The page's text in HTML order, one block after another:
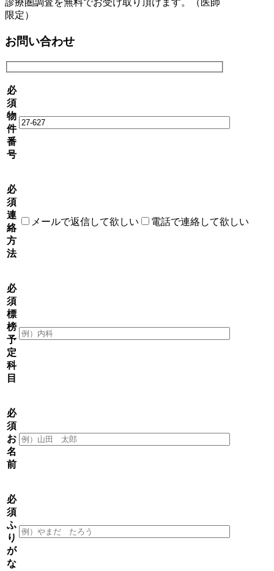
診療圏調査を無料でお受け取り頂けます。（医師
限定）
お問い合わせ
必
須
物
件
番
号
必
須
連
絡
方
法
メールで返信して欲しい 電話で連絡して欲しい
必
須
標
榜
予
定
科
目
必
須
お
名
前
必
須
ふ
り
が
な